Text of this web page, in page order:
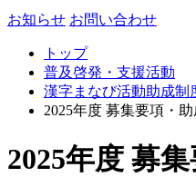
お知らせ お問い合わせ
トップ
普及啓発・支援活動
漢字まなび活動助成制
2025年度 募集要項・
2025年度 募